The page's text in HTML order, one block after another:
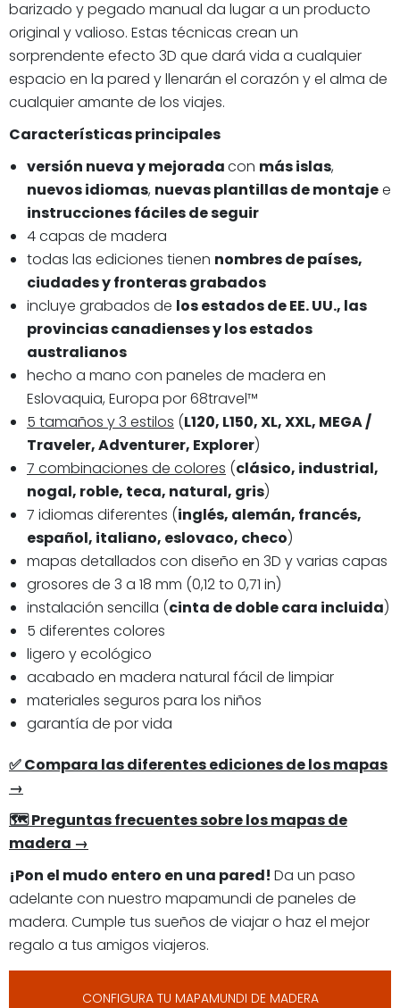
barizado y pegado manual da lugar a un producto
original y valioso. Estas técnicas crean un
sorprendente efecto 3D que dará vida a cualquier
espacio en la pared y llenarán el corazón y el alma de
cualquier amante de los viajes.
Características principales
versión nueva y mejoradacon más islas,
nuevos idiomas, nuevas plantillas de montajee
instrucciones fáciles de seguir
4 capas de madera
todas las ediciones tienen nombres de países,
ciudades y fronteras grabados
incluye grabados de los estados de EE. UU., las
provincias canadienses y los estados
australianos
hecho a mano con paneles de madera en
Eslovaquia, Europa por 68travel™️
5 tamaños y 3 estilos (L120, L150, XL, XXL, MEGA /
Traveler, Adventurer, Explorer)
7 combinaciones de colores (clásico, industrial,
nogal, roble, teca, natural, gris)
7 idiomas diferentes (inglés, alemán, francés,
español, italiano, eslovaco, checo)
mapas detallados con diseño en 3D y varias capas
grosores de 3 a 18 mm (0,12 to 0,71 in)
instalación sencilla (cinta de doble cara incluida)
5 diferentes colores
ligero y ecológico
acabado en madera natural fácil de limpiar
materiales seguros para los niños
garantía de por vida
✅ Compara las diferentes ediciones de los mapas
→
🗺 Preguntas frecuentes sobre los mapas de
madera →
¡Pon el mudo entero en una pared! Da un paso
adelante con nuestro mapamundi de paneles de
madera. Cumple tus sueños de viajar o haz el mejor
regalo a tus amigos viajeros.
CONFIGURA TU MAPAMUNDI DE MADERA